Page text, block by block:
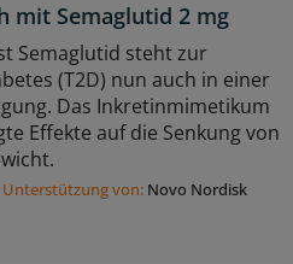
mit Semaglutid 2 mg
Semaglutid steht zur
(T2D) nun auch in einer
Das Inkretinmimetikum
Effekte auf die Senkung von
von: Novo Nordisk